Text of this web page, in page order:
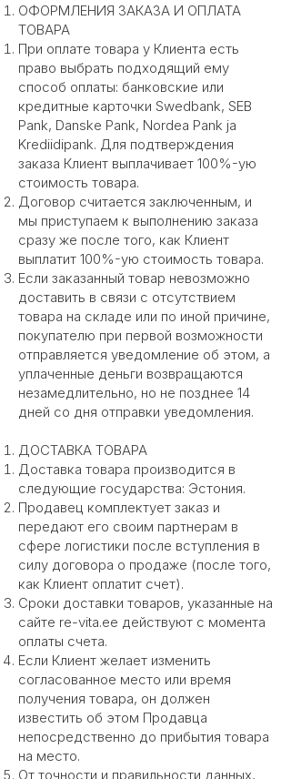
ОФОРМЛЕНИЯ ЗАКАЗА И ОПЛАТА
ТОВАРА
При оплате товара у Клиента есть
право выбрать подходящий ему
способ оплаты: банковские или
кредитные карточки Swedbank, SEB
Pank, Danske Pank, Nordea Pank ja
Krediidipank. Для подтверждения
заказа Клиент выплачивает 100%-ую
стоимость товара.
Договор считается заключенным, и
мы приступаем к выполнению заказа
сразу же после того, как Клиент
выплатит 100%-ую стоимость товара.
Если заказанный товар невозможно
доставить в связи с отсутствием
товара на складе или по иной причине,
покупателю при первой возможности
отправляется уведомление об этом, а
уплаченные деньги возвращаются
незамедлительно, но не позднее 14
дней со дня отправки уведомления.
ДОСТАВКА ТОВАРА
Доставка товара производится в
следующие государства: Эстония.
Продавец комплектует заказ и
передают его своим партнерам в
сфере логистики после вступления в
силу договора о продаже (после того,
как Клиент оплатит счет).
Сроки доставки товаров, указанные на
сайте re-vita.ee действуют с момента
оплаты счета.
Если Клиент желает изменить
согласованное место или время
получения товара, он должен
известить об этом Продавца
непосредственно до прибытия товара
на место.
От точности и правильности данных,